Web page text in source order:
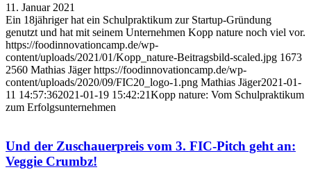
11. Januar 2021
Ein 18jähriger hat ein Schulpraktikum zur Startup-Gründung
genutzt und hat mit seinem Unternehmen Kopp nature noch viel vor.
https://foodinnovationcamp.de/wp-
content/uploads/2021/01/Kopp_nature-Beitragsbild-scaled.jpg 1673
2560 Mathias Jäger https://foodinnovationcamp.de/wp-
content/uploads/2020/09/FIC20_logo-1.png Mathias Jäger2021-01-
11 14:57:362021-01-19 15:42:21Kopp nature: Vom Schulpraktikum
zum Erfolgsunternehmen
Und der Zuschauerpreis vom 3. FIC-Pitch geht an:
Veggie Crumbz!